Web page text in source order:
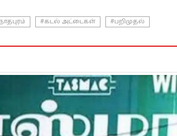
#கடல் அட்டைகள் #பறிமுதல்